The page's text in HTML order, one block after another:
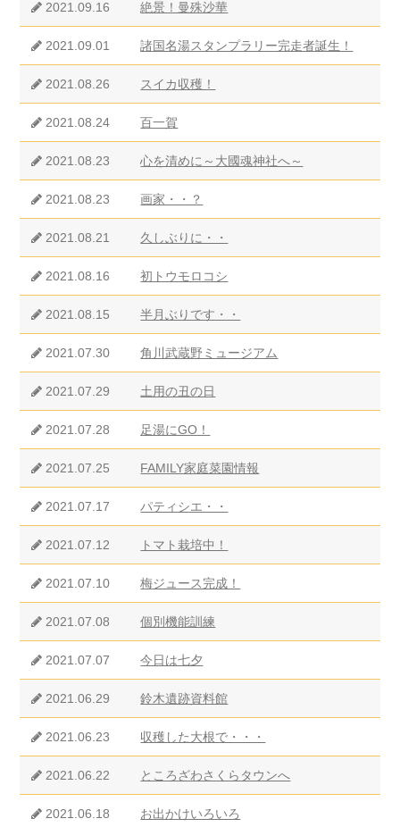
2021.09.16 絶景！曼殊沙華
2021.09.01 諸国名湯スタンプラリー完走者誕生！
2021.08.26 スイカ収穫！
2021.08.24 百一賀
2021.08.23 心を清めに～大國魂神社へ～
2021.08.23 画家・・？
2021.08.21 久しぶりに・・
2021.08.16 初トウモロコシ
2021.08.15 半月ぶりです・・
2021.07.30 角川武蔵野ミュージアム
2021.07.29 土用の丑の日
2021.07.28 足湯にGO！
2021.07.25 FAMILY家庭菜園情報
2021.07.17 パティシエ・・
2021.07.12 トマト栽培中！
2021.07.10 梅ジュース完成！
2021.07.08 個別機能訓練
2021.07.07 今日は七夕
2021.06.29 鈴木遺跡資料館
2021.06.23 収穫した大根で・・・
2021.06.22 ところざわさくらタウンへ
2021.06.18 お出かけいろいろ